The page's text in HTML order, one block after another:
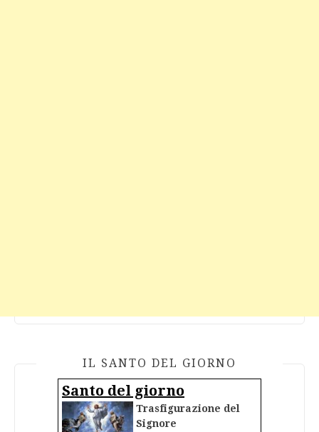
IL SANTO DEL GIORNO
Santo del giorno
Trasfigurazione del
Signore